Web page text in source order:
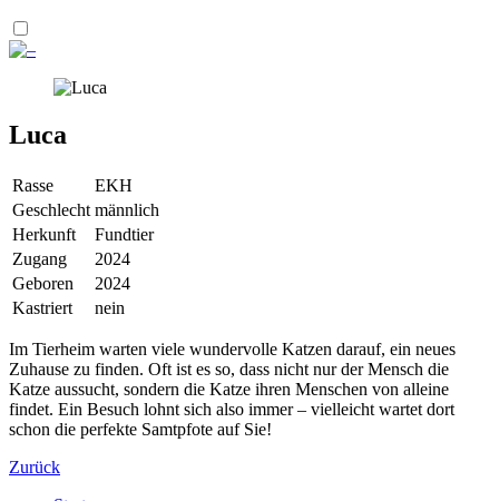
Luca
Rasse
EKH
Geschlecht männlich
Herkunft
Fundtier
Zugang
2024
Geboren
2024
Kastriert
nein
Im Tierheim warten viele wundervolle Katzen darauf, ein neues
Zuhause zu finden. Oft ist es so, dass nicht nur der Mensch die
Katze aussucht, sondern die Katze ihren Menschen von alleine
findet. Ein Besuch lohnt sich also immer – vielleicht wartet dort
schon die perfekte Samtpfote auf Sie!
Zurück